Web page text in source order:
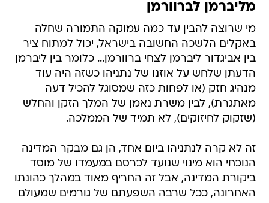
מליברמן לברוורמן
מי שרוצה להבין עד כמה עמוקה התמורה שחלה
באקלים הלשכה החשובה בישראל, יכול למתוח ציר
בין אביגדור ליברמן לצחי ברוורמן... כלומר בין ליברמן
הדעתן שלחש על אוזנו של נתניהו כשזה היה עוד
מנהיג חזק (או לפחות כזה שמסוגל להכיל דעה
מאתגרת), לבין משרת נאמן של המלך הזקן והחלש
(שזקוק לחיזוקים), לא תמיד של הממלכה.
זה לא קרה לנתניהו ביום אחד, הן גם מבקר המדינה
הנוכחי הוא מינוי שנועד לכרסם במעמדו של מוסד
ביקורת המדינה, אבל זה החריף מאוד במהלך כהונתו
האחרונה, ככל שרבה השפעתם של גורמים שמעולם